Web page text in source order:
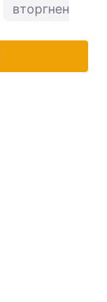
вторгнення